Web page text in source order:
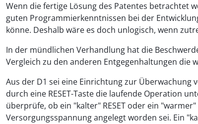
Wenn die fertige Lösung des Patentes betrachtet
guten Programmierkenntnissen bei der
könne. Deshalb wäre es doch unlogisch, wenn
In der mündlichen Verhandlung hat die
Vergleich zu den anderen Entgegenhaltungen die
Aus der D1 sei eine Einrichtung zur Überwachung
durch eine RESET-Taste die laufende Operation
überprüfe, ob ein "kalter" RESET oder ein
Versorgungsspannung angelegt worden sei. Ein